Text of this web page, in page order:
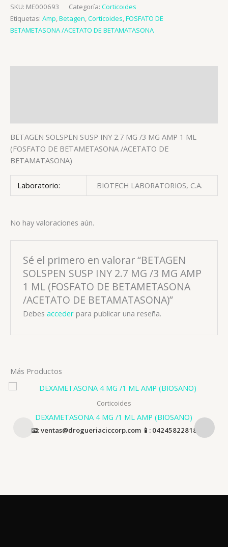
SKU: ME000693 Categoría: Corticoides
Etiquetas: Amp,Betagen,Corticoides,FOSFATO DE
BETAMETASONA /ACETATO DE BETAMATASONA
BETAGEN SOLSPEN SUSP INY 2.7 MG /3 MG AMP 1 ML
(FOSFATO DE BETAMETASONA /ACETATO DE
BETAMATASONA)
Laboratorio: BIOTECH LABORATORIOS, C.A.
No hay valoraciones aún.
Sé el primero en valorar “BETAGEN
SOLSPEN SUSP INY 2.7 MG /3 MG AMP
1 ML (FOSFATO DE BETAMETASONA
/ACETATO DE BETAMATASONA)”
Debesacceder para publicar una reseña.
Más Productos
Corticoides
DEXAMETASONA 4 MG /1 ML AMP (BIOSANO)
📧: ventas@drogueriaciccorp.com 📱: 04245822818